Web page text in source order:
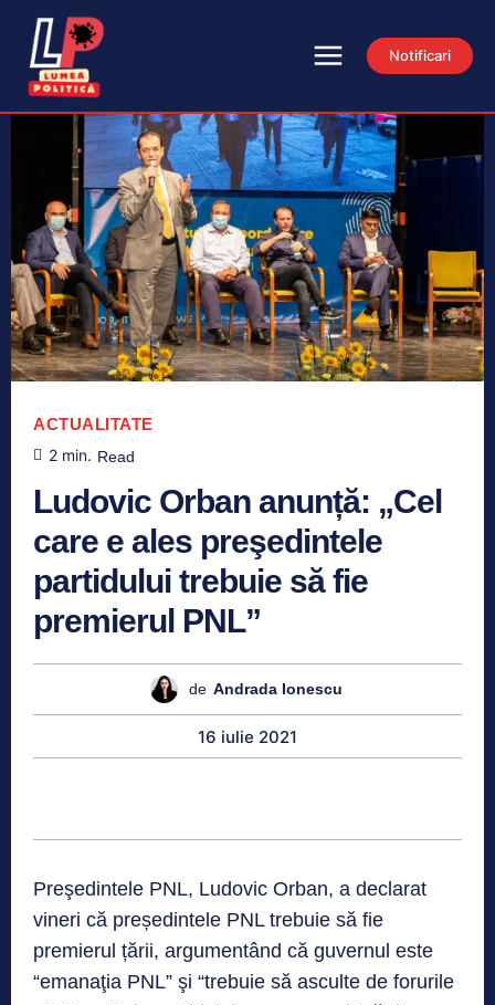
Notificari
ACTUALITATE
2 min. Read
Ludovic Orban anunță: „Cel
care e ales preşedintele
partidului trebuie să fie
premierul PNL”
de Andrada Ionescu
16 iulie 2021
Preşedintele PNL, Ludovic Orban, a declarat
vineri că președintele PNL trebuie să fie
premierul țării, argumentând că guvernul este
“emanaţia PNL” şi “trebuie să asculte de forurile